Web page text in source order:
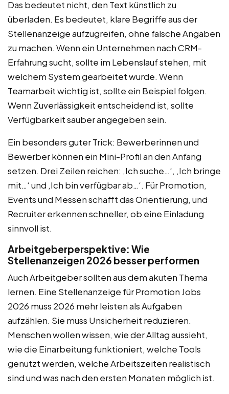
Das bedeutet nicht, den Text künstlich zu
überladen. Es bedeutet, klare Begriffe aus der
Stellenanzeige aufzugreifen, ohne falsche Angaben
zu machen. Wenn ein Unternehmen nach CRM-
Erfahrung sucht, sollte im Lebenslauf stehen, mit
welchem System gearbeitet wurde. Wenn
Teamarbeit wichtig ist, sollte ein Beispiel folgen.
Wenn Zuverlässigkeit entscheidend ist, sollte
Verfügbarkeit sauber angegeben sein.
Ein besonders guter Trick: Bewerberinnen und
Bewerber können ein Mini-Profil an den Anfang
setzen. Drei Zeilen reichen: ‚Ich suche…‘, ‚Ich bringe
mit…‘ und ‚Ich bin verfügbar ab…‘. Für Promotion,
Events und Messen schafft das Orientierung, und
Recruiter erkennen schneller, ob eine Einladung
sinnvoll ist.
Arbeitgeberperspektive: Wie
Stellenanzeigen 2026 besser performen
Auch Arbeitgeber sollten aus dem akuten Thema
lernen. Eine Stellenanzeige für Promotion Jobs
2026 muss 2026 mehr leisten als Aufgaben
aufzählen. Sie muss Unsicherheit reduzieren.
Menschen wollen wissen, wie der Alltag aussieht,
wie die Einarbeitung funktioniert, welche Tools
genutzt werden, welche Arbeitszeiten realistisch
sind und was nach den ersten Monaten möglich ist.